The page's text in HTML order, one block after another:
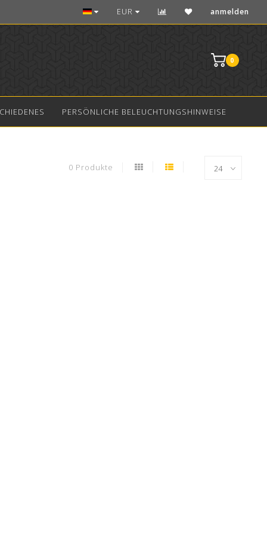
Über 10 Jahre Erfahrung in Aquarium LED
EUR anmelden
0
PERSÖNLICHE BELEUCHTUNGSHINWEISE
0 Produkte